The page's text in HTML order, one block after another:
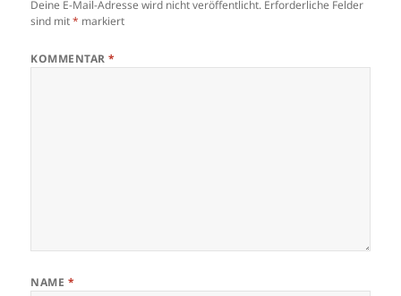
Deine E-Mail-Adresse wird nicht veröffentlicht. Erforderliche Felder
sind mit* markiert
KOMMENTAR*
NAME *